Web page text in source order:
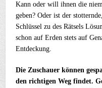
Kann oder will ihnen die
geben? Oder ist der
Schlüssel zu des Rätsels
schon auf Erden stets auf
Entdeckung.
Die Zuschauer können
den richtigen Weg findet.